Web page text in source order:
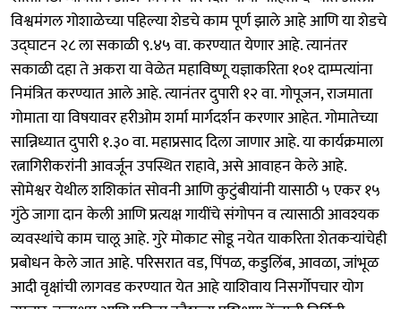
विश्वमंगल गोशाळेच्या पहिल्या शेडचे काम पूर्ण झाले आहे आणि या शेडचे
उद्घाटन २८ ला सकाळी ९.४५ वा. करण्यात येणार आहे. त्यानंतर
सकाळी दहा ते अकरा या वेळेत महाविष्णू यज्ञाकरिता १०१ दाम्पत्यांना
निमंत्रित करण्यात आले आहे. त्यानंतर दुपारी १२ वा. गोपूजन, राजमाता
गोमाता या विषयावर हरीओम शर्मा मार्गदर्शन करणार आहेत. गोमातेच्या
सान्निध्यात दुपारी १.३० वा. महाप्रसाद दिला जाणार आहे. या कार्यक्रमाला
रत्नागिरीकरांनी आवर्जून उपस्थित राहावे, असे आवाहन केले आहे.
सोमेश्वर येथील शशिकांत सोवनी आणि कुटुंबीयांनी यासाठी ५ एकर १५
गुंठे जागा दान केली आणि प्रत्यक्ष गायींचे संगोपन व त्यासाठी आवश्यक
व्यवस्थांचे काम चालू आहे. गुरे मोकाट सोडू नयेत याकरिता शेतकऱ्यांचेही
प्रबोधन केले जात आहे. परिसरात वड, पिंपळ, कडुलिंब, आवळा, जांभूळ
आदी वृक्षांची लागवड करण्यात येत आहे याशिवाय निसर्गोपचार योग